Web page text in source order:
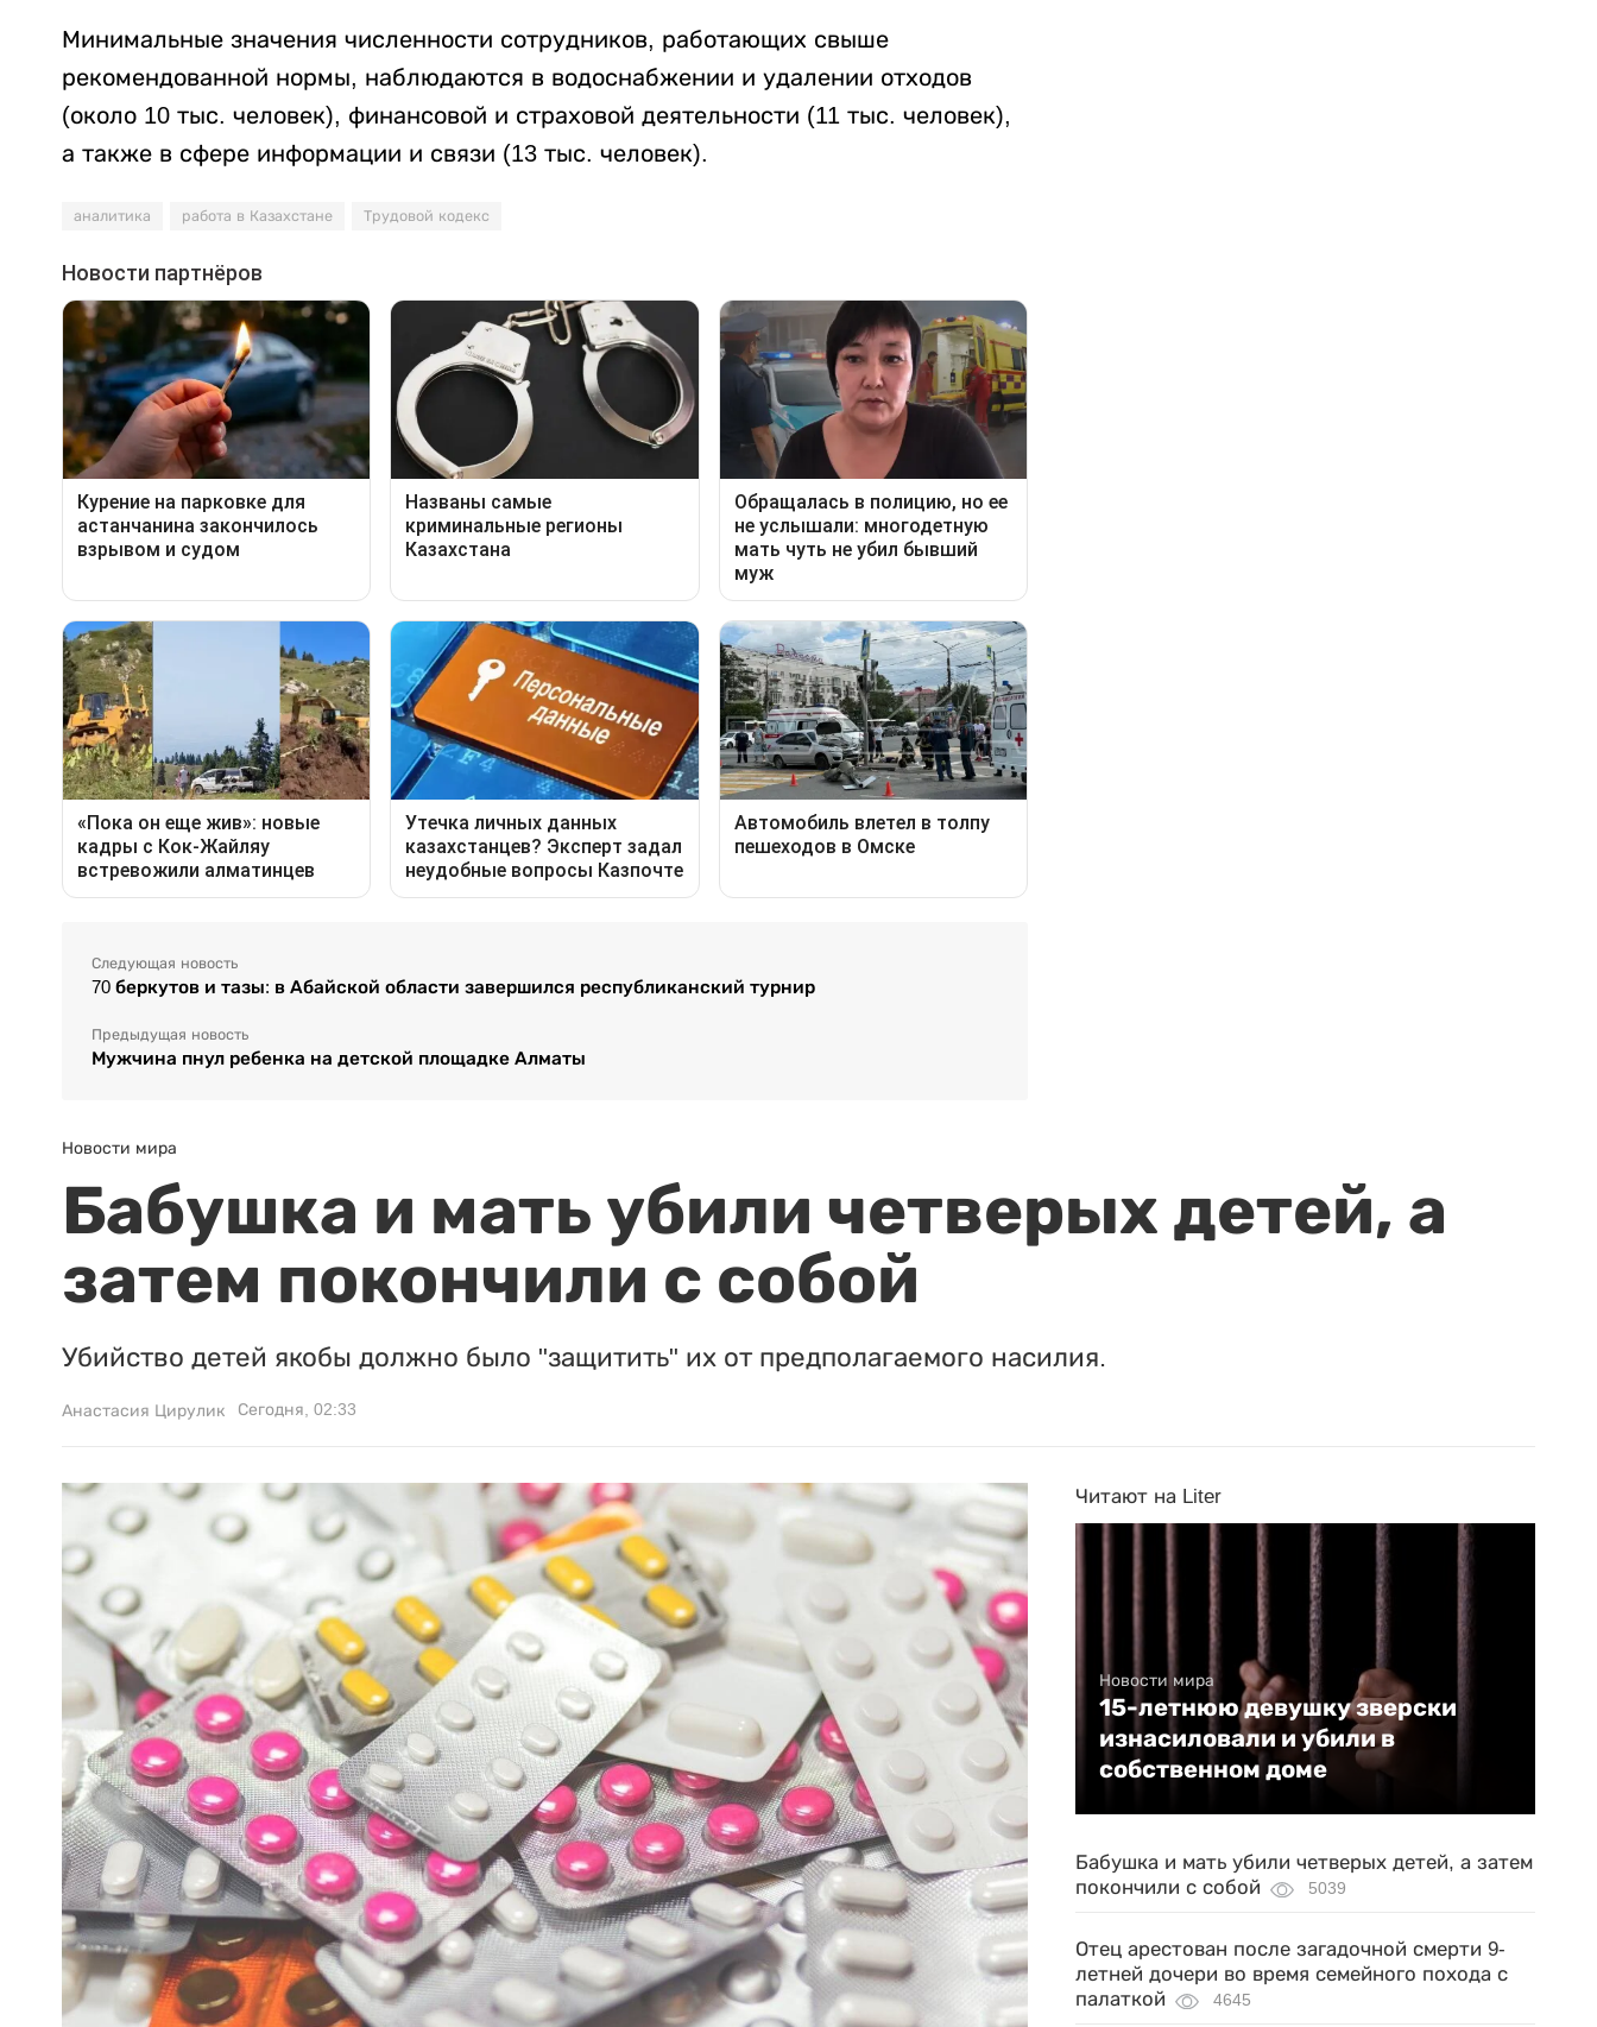
Минимальные значения численности сотрудников, работающих свыше
рекомендованной нормы, наблюдаются в водоснабжении и удалении отходов
(около 10 тыс. человек), финансовой и страховой деятельности (11 тыс. человек),
а также в сфере информации и связи (13 тыс. человек).
аналитика работа в Казахстане Трудовой кодекс
Следующая новость
70 беркутов и тазы: в Абайской области завершился республиканский турнир
Предыдущая новость
Мужчина пнул ребенка на детской площадке Алматы
Новости мира
Бабушка и мать убили четверых детей, а
затем покончили с собой
Убийство детей якобы должно было "защитить" их от предполагаемого насилия.
Анастасия Цирулик Сегодня, 02:33
Читают на Liter
Новости мира
15-летнюю девушку зверски
изнасиловали и убили в
собственном доме
Бабушка и мать убили четверых детей, а затем
покончили с собой
5039
Отец арестован после загадочной смерти 9-
летней дочери во время семейного похода с
палаткой
4645